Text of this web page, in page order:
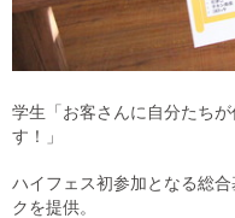
学生「お客さんに自分たち
す！」
ハイフェス初参加となる総
クを提供。